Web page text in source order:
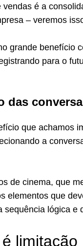
vendas é a
– veremos
grande benefício
para o
das
que achamos
a
de cinema, que
elementos que
sequência lógica e
limitação